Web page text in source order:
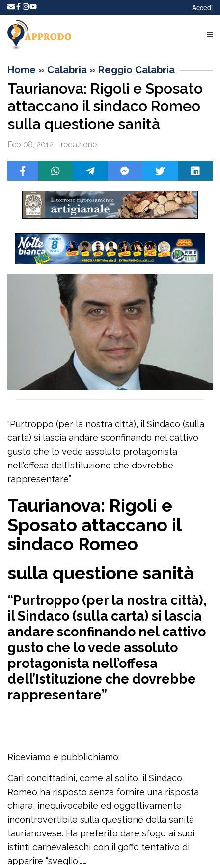
Accedi
Home » Calabria » Reggio Calabria
Taurianova: Rigoli e Sposato
attaccano il sindaco Romeo
sulla questione sanità
Feb 08, 2012 - redazione
“Purtroppo (per la nostra città), il Sindaco (sulla
carta) si lascia andare sconfinando nel cattivo
gusto che lo vede assoluto protagonista
nell’offesa dell’Istituzione che dovrebbe
rappresentare”
Taurianova: Rigoli e
Sposato attaccano il
sindaco Romeo
sulla questione sanità
“Purtroppo (per la nostra città),
il Sindaco (sulla carta) si lascia
andare sconfinando nel cattivo
gusto che lo vede assoluto
protagonista nell’offesa
dell’Istituzione che dovrebbe
rappresentare”
Riceviamo e pubblichiamo:
Cari concittadini, come al solito, il Sindaco
Romeo ha risposto senza fornire una risposta
chiara, inequivocabile ed oggettivamente
incontrovertibile sulla questione della sanità
taurianovese. Ha preferito dare sfogo ai suoi
istinti carnevaleschi con il goffo tentativo di
apparire “sveglio”……